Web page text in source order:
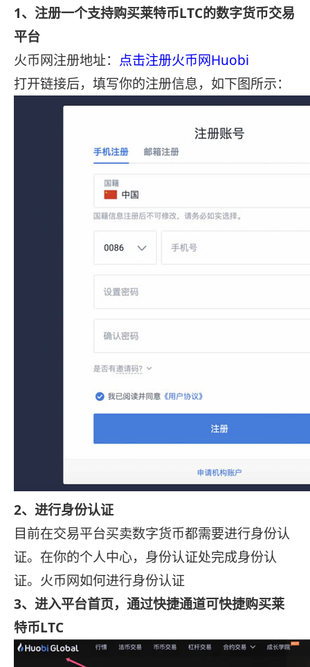
1、注册一个支持购买莱特币LTC的数字货币交易
平台
火币网注册地址： 点击注册火币网Huobi
打开链接后，填写你的注册信息，如下图所示：
2、进行身份认证
目前在交易平台买卖数字货币都需要进行身份认
证。在你的个人中心，身份认证处完成身份认
证。火币网如何进行身份认证
3、进入平台首页，通过快捷通道可快捷购买莱
特币LTC